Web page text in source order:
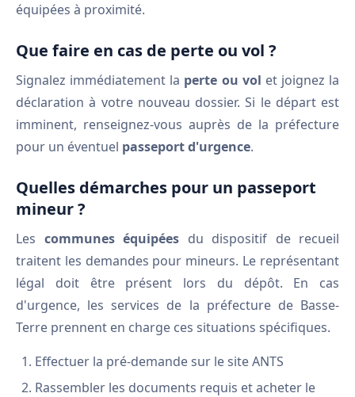
équipées à proximité.
Que faire en cas de perte ou vol ?
Signalez immédiatement la perte ou vol et joignez la
déclaration à votre nouveau dossier. Si le départ est
imminent, renseignez-vous auprès de la préfecture
pour un éventuel passeport d'urgence.
Quelles démarches pour un passeport
mineur ?
Les communes équipées du dispositif de recueil
traitent les demandes pour mineurs. Le représentant
légal doit être présent lors du dépôt. En cas
d'urgence, les services de la préfecture de Basse-
Terre prennent en charge ces situations spécifiques.
Effectuer la pré-demande sur le site ANTS
Rassembler les documents requis et acheter le